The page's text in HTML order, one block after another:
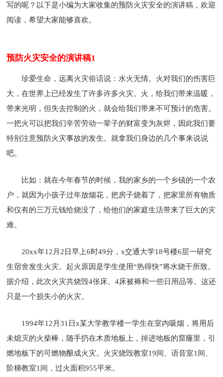
写的呢？以下是小编为大家收集的预防火灾安全的演讲稿，欢迎
阅读，希望大家能够喜欢。
预防火灾安全的演讲稿1
珍爱生命，远离火灾俗话说：水火无情。火对我们的伤害巨
大，在世界上已经发生了许多许多火灾。火，给我们带来温暖，
带来光明，但失去控制的火，就会给我们带来不可预计的危害。
一把火可以把我们辛苦劳动一辈子的财富变为灰烬，因此我们要
特别注意预防火灾事故的发生。就拿我们身边的几个事来说说
吧。
比如：就在今年春节的时候，我的家乡的一个乡镇的一个农
户，就因为小孩子过年放烟花，把房子烧着了，把家里所有物质
和仅有的三万元钱给烧没了，给他们的家庭生活带来了巨大的灾
难。
20xx年12月2日早上6时49分，x交通大学18号楼6层一研究
生宿舍发生火灾。起火原因是学生使用“热得快”将水烧干所致。
据介绍，此次火灾共烧毁4张床、4床被褥和一些日用品等。这还
只是一个损失小的火灾。
1994年12月31日x某大学教学楼一学生在室内吸烟，将用后
未熄灭的火柴棒，随手扔在木质地板上，掉进地板的窟窿里，引
燃地板下的可燃物酿成火灾。火灾烧毁教室19间、语音室1间、
阶梯教室1间，过火面积955平米。